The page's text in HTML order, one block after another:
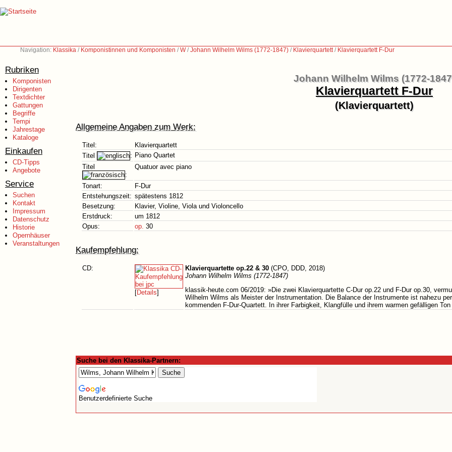
Navigation: Klassika / Komponistinnen und Komponisten /W/Johann Wilhelm Wilms (1772-1847) / Klavierquartett/ Klavierquartett F-Dur
Rubriken
Komponisten
Dirigenten
Textdichter
Gattungen
Begriffe
Tempi
Jahrestage
Kataloge
Einkaufen
CD-Tipps
Angebote
Service
Suchen
Kontakt
Impressum
Datenschutz
Historie
Opernhäuser
Veranstaltungen
Johann Wilhelm Wilms (1772-
Klavierquartett F-Dur
(Klavierquartett)
Allgemeine Angaben zum Werk:
Titel:
Klavierquartett
Titel
: Piano Quartet
Titel
:
Quatuor avec piano
Tonart:
F-Dur
Entstehungszeit: spätestens 1812
Besetzung:
Klavier, Violine, Viola und Violoncello
Erstdruck:
um 1812
Opus:
op. 30
Kaufempfehlung:
CD:
[Details]
Klavierquartette op.22 & 30 (CPO, DDD, 2018)
Johann Wilhelm Wilms (1772-1847)
klassik-heute.com 06/2019: »Die zwei Klavierquartette C-Dur op.22 und F-Dur op.30,
Wilhelm Wilms als Meister der Instrumentation. Die Balance der Instrumente ist nahezu
kommenden F-Dur-Quartett. In ihrer Farbigkeit, Klangfülle und ihrem warmen gefälligen
Suche bei den Klassika-Partnern:
Benutzerdefinierte Suche